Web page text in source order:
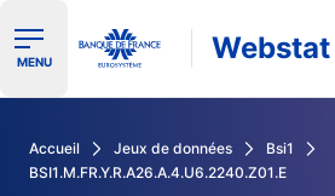
Ouvrir le menu de navigation
MENU Webstat
Accueil Jeux de données
Bsi1
BSI1.M.FR.Y.R.A26.A.4.U6.2240.Z01.E